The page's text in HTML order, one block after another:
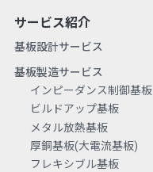
サービス紹介
基板設計サービス
基板製造サービス
インピーダンス制御基板
ビルドアップ基板
メタル放熱基板
厚銅基板(大電流基板)
フレキシブル基板